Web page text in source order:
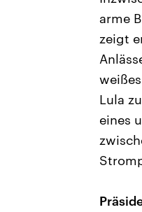
arme
zeigt
Lula
eines